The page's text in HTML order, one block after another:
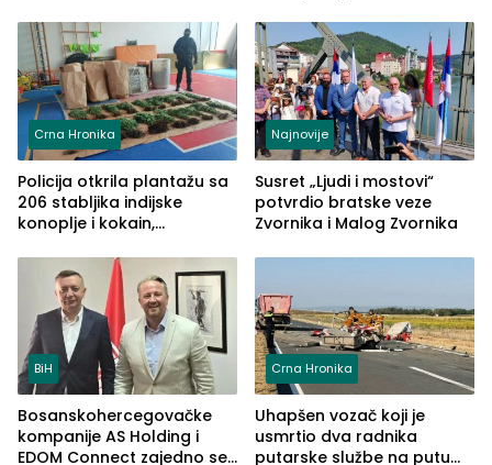
Crna Hronika
Policija otkrila plantažu sa
206 stabljika indijske
konoplje i kokain,
(FOTO)
Najnovije
Susret „Ljudi i mostovi“
potvrdio bratske veze
Zvornika i Malog Zvornika
BiH
Bosanskohercegovačke
kompanije AS Holding i
EDOM Connect zajedno se
Crna Hronika
Uhapšen vozač koji je
usmrtio dva radnika
putarske službe na putu